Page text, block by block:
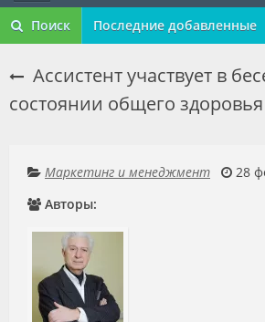
Статьи
Обучение
Резюме
Объявления
Форум
Поиск Последние добавленные
Ассистент участвует в
состоянии общего
Маркетинг и менеджмент 28
Авторы: